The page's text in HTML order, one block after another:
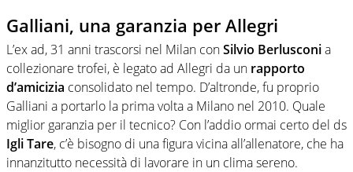
Galliani, una garanzia per Allegri
L’ex ad, 31 anni trascorsi nel Milan conSilvio Berlusconia
collezionare trofei, è legato ad Allegri da un rapporto
d’amicizia consolidato nel tempo. D’altronde, fu proprio
Galliani a portarlo la prima volta a Milano nel 2010. Quale
miglior garanzia per il tecnico? Con l’addio ormai certo del ds
Igli Tare, c’è bisogno di una figura vicina all’allenatore, che ha
innanzitutto necessità di lavorare in un clima sereno.